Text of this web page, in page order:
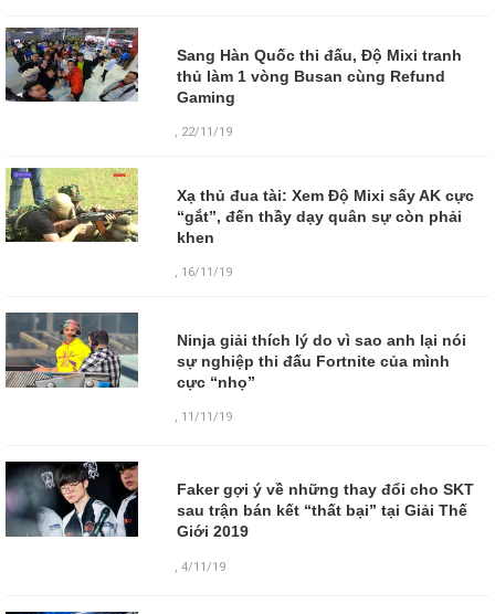
Sang Hàn Quốc thi đấu, Độ Mixi tranh
thủ làm 1 vòng Busan cùng Refund
Gaming
, 22/11/19
Xạ thủ đua tài: Xem Độ Mixi sấy AK cực
“gắt”, đến thầy dạy quân sự còn phải
khen
, 16/11/19
Ninja giải thích lý do vì sao anh lại nói
sự nghiệp thi đấu Fortnite của mình
cực “nhọ”
, 11/11/19
Faker gợi ý về những thay đổi cho SKT
sau trận bán kết “thất bại” tại Giải Thế
Giới 2019
,4/11/19